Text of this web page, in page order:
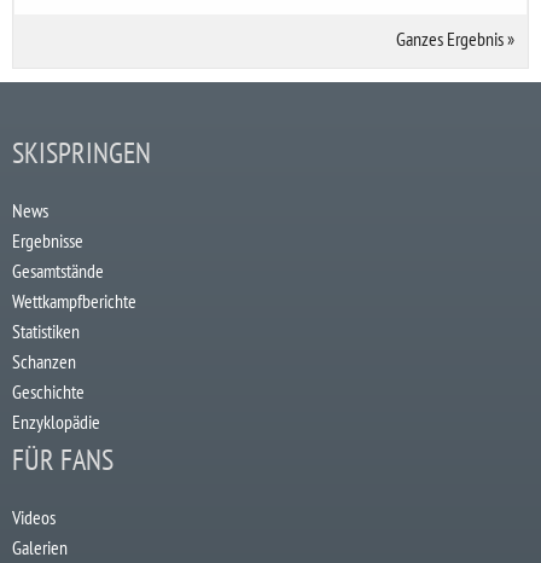
Ganzes Ergebnis»
SKISPRINGEN
News
Ergebnisse
Gesamtstände
Wettkampfberichte
Statistiken
Schanzen
Geschichte
Enzyklopädie
FÜR FANS
Videos
Galerien